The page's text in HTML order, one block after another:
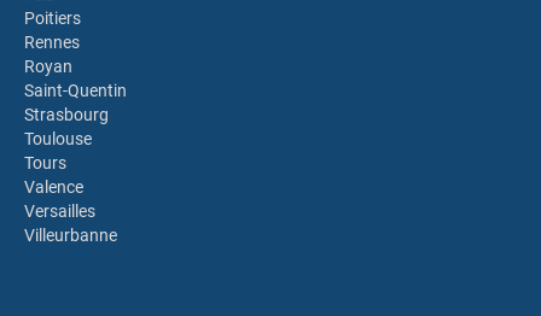
Poitiers
Rennes
Royan
Saint-Quentin
Strasbourg
Toulouse
Tours
Valence
Versailles
Villeurbanne